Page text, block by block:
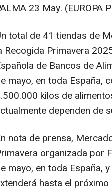
23 May. (EUROPA
total de 41 tiendas de
Recogida Primavera
de Bancos de
mayo, en toda España,
kilos de
dependen de
nota de prensa,
organizada por
mayo, en toda España,
hasta el